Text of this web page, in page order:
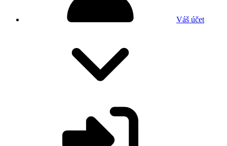
Váš účet